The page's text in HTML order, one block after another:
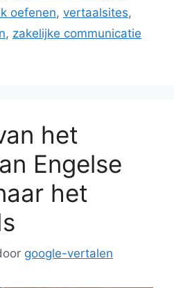
oefenen, vertaalsites,
, zakelijke communicatie
het
Engelse
het
google-vertalen